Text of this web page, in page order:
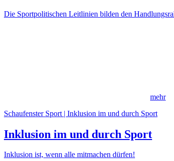
Die Sportpolitischen Leitlinien bilden den
mehr
Schaufenster Sport | Inklusion im und durch Sport
Inklusion im und durch Sport
Inklusion ist, wenn alle mitmachen dürfen!